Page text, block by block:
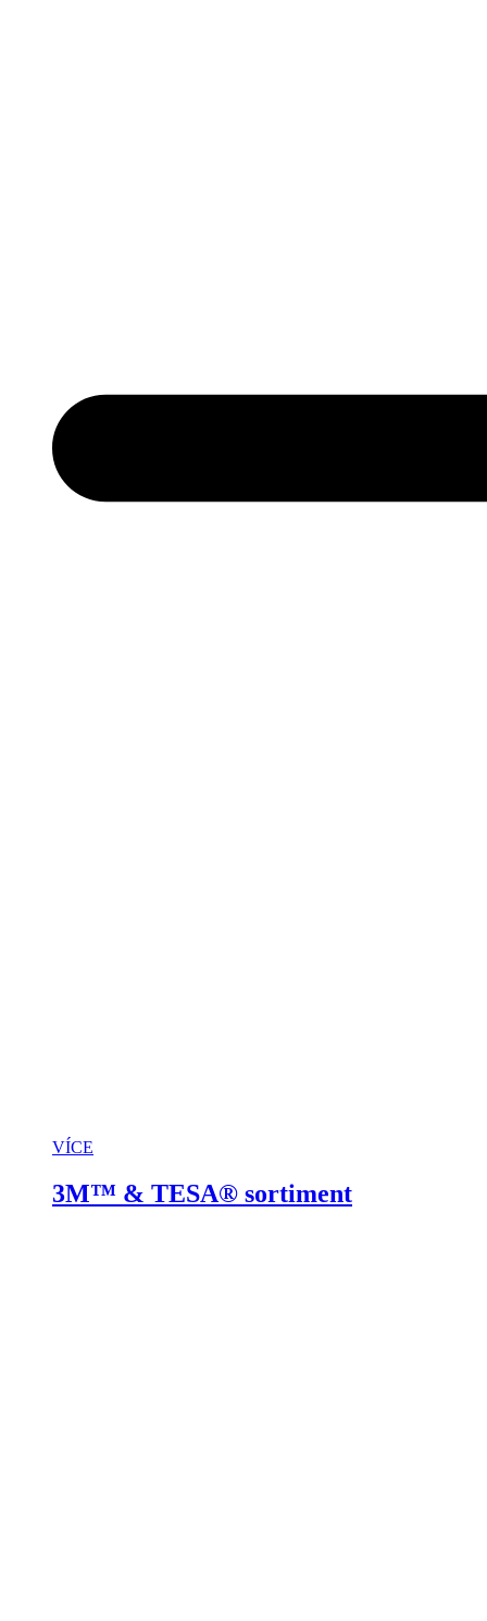
VÍCE
3M™ & TESA® sortiment